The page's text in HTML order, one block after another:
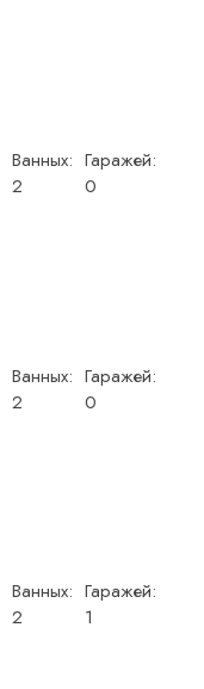
Ванных:
2
Гаражей:
0
Ванных:
2
Гаражей:
0
Ванных:
2
Гаражей:
1